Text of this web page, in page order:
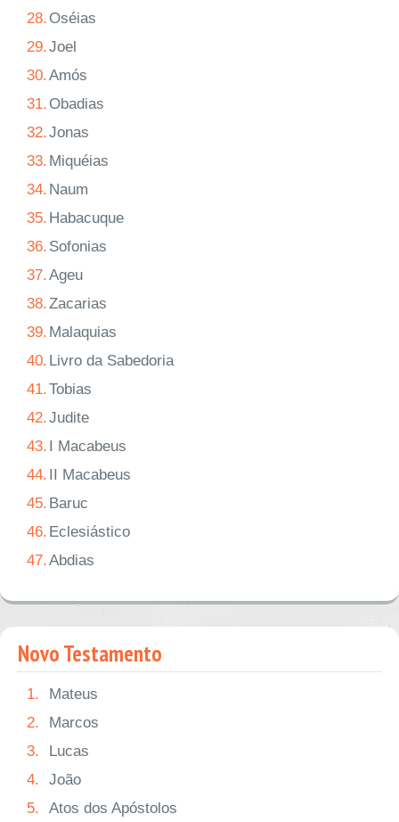
28. Oséias
29.Joel
30.Amós
31. Obadias
32.Jonas
33. Miquéias
34. Naum
35. Habacuque
36. Sofonias
37.Ageu
38.Zacarias
39. Malaquias
40. Livro da Sabedoria
41.Tobias
42.Judite
43. I Macabeus
44. II Macabeus
45. Baruc
46. Eclesiástico
47.Abdias
Novo Testamento
1.
Mateus
2.
Marcos
3.
Lucas
4.
João
5.
Atos dos Apóstolos